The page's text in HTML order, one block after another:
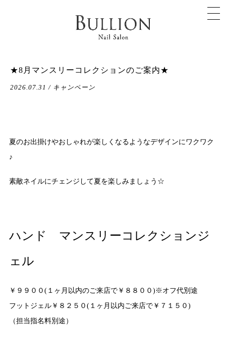
★8月マンスリーコレクションのご案内★
2026.07.31 / キャンペーン
夏のお出掛けやおしゃれが楽しくなるようなデザインにワクワク
♪
素敵ネイルにチェンジして夏を楽しみましょう☆
ハンド マンスリーコレクションジ
ェル
￥９９００(１ヶ月以内のご来店で￥８８００)※オフ代別途
フットジェル￥８２５０(１ヶ月以内ご来店で￥７１５０)
（担当指名料別途）